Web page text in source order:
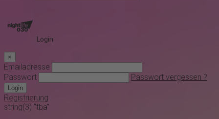
Login
×
Emailadresse
Passwort
Passwort vergessen ?
Login
Registrierung
string(3) "tba"